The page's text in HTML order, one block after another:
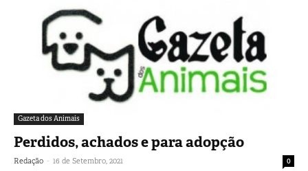
Gazeta dos Animais
Perdidos, achados e para adopção
Redação - 16 de Setembro, 2021 0